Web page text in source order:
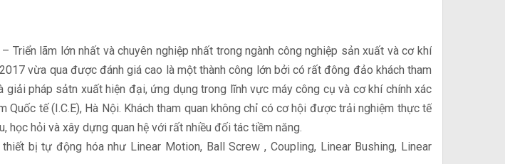
lãm lớn nhất và chuyên nghiệp nhất trong ngành công nghiệp sản xuất và cơ khí
vừa qua được đánh giá cao là một thành công lớn bởi có rất đông đảo khách tham
pháp sảtn xuất hiện đại, ứng dụng trong lĩnh vực máy công cụ và cơ khí chính xác
tế (I.C.E), Hà Nội. Khách tham quan không chỉ có cơ hội được trải nghiệm thực tế
hỏi và xây dựng quan hệ với rất nhiều đối tác tiềm năng.
bị tự động hóa như Linear Motion, Ball Screw , Coupling, Linear Bushing, Linear